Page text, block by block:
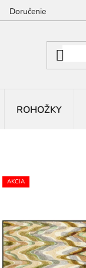
Doručenie
ROHOŽKY
AKCIA